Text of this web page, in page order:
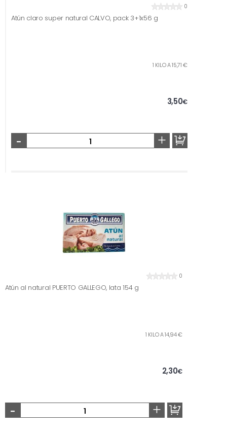
0
Atún claro super natural CALVO, pack 3+1x56 g
1 KILO A 15,71 €
3,50€
- +
0
Atún al natural PUERTO GALLEGO, lata 154 g
1 KILO A 14,94 €
2,30€
- +